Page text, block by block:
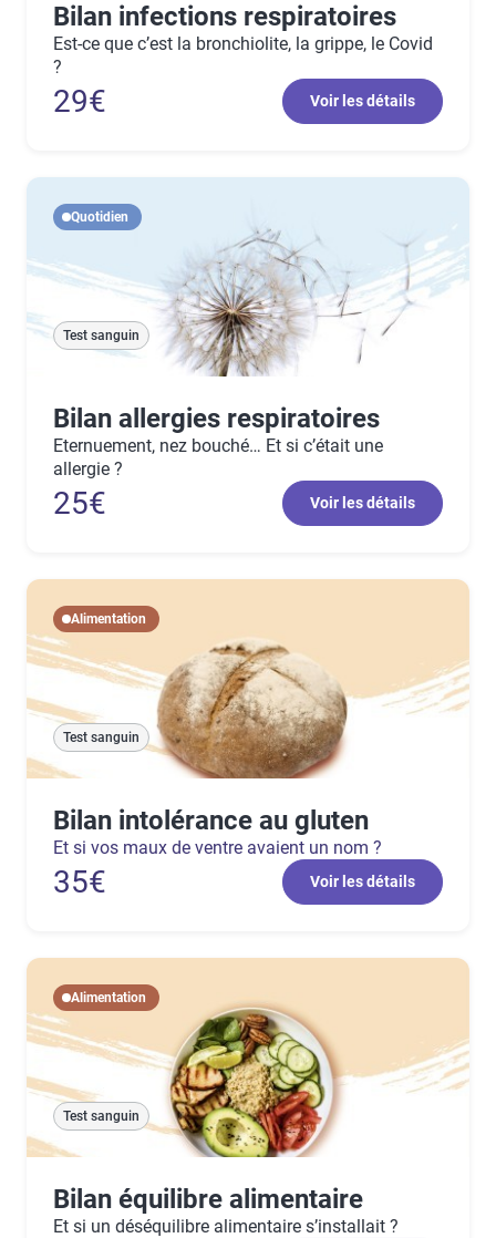
Bilan infections respiratoires
Est-ce que c’est la bronchiolite, la grippe, le Covid
?
29€ Voir les détails
Quotidien
Test sanguin
Bilan allergies respiratoires
Eternuement, nez bouché… Et si c’était une
allergie ?
25€ Voir les détails
Alimentation
Test sanguin
Bilan intolérance au gluten
Et si vos maux de ventre avaient un nom ?
35€ Voir les détails
Alimentation
Test sanguin
Bilan équilibre alimentaire
Et si un déséquilibre alimentaire s’installait ?